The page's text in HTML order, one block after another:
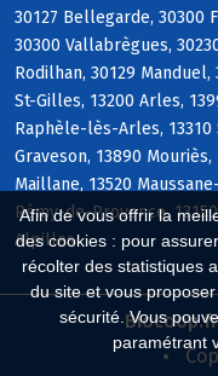
Afin de vous offrir la
des cookies : pour
récolter des statistiques
du site et vous
sécurité. Vous
paramétrant
30127 Bellegarde, 30300
30300 Vallabrègues,
Rodilhan, 30129 Manduel,
St-Gilles, 13200 Arles,
Raphèle-lès-Arles, 13310
Graveson, 13890
Maillane, 13520
Rémy-de-Provence,
Alpilles
Biocoop.fr